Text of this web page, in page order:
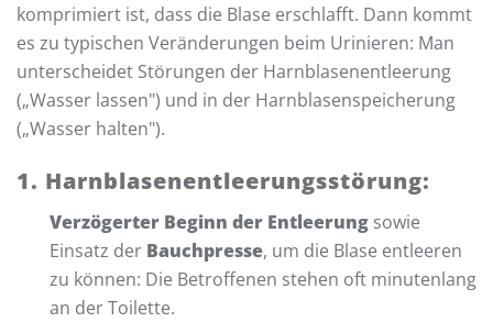
komprimiert ist, dass die Blase erschlafft. Dann kommt
es zu typischen Veränderungen beim Urinieren: Man
unterscheidet Störungen der Harnblasenentleerung
(„Wasser lassen") und in der Harnblasenspeicherung
(„Wasser halten").
1. Harnblasenentleerungsstörung:
Verzögerter Beginn der Entleerung sowie
Einsatz der Bauchpresse, um die Blase entleeren
zu können: Die Betroffenen stehen oft minutenlang
an der Toilette.